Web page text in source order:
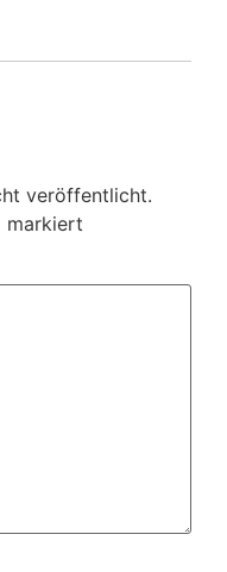
veröffentlicht.
markiert